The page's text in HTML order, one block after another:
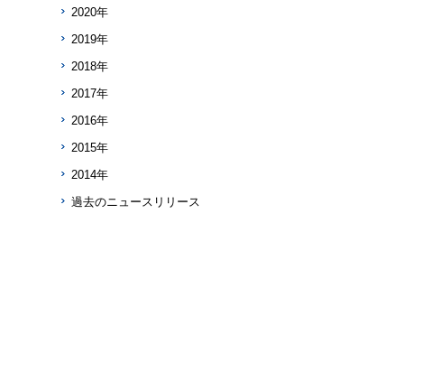
2020年
2019年
2018年
2017年
2016年
2015年
2014年
過去のニュースリリース